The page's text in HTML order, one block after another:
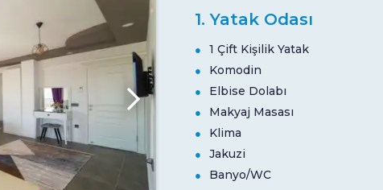
1. Yatak Odası
1 Çift Kişilik Yatak
Komodin
Elbise Dolabı
Makyaj Masası
Klima
Jakuzi
Banyo/WC